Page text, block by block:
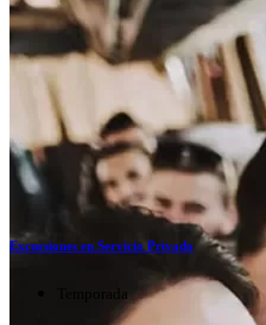
Excursiones en Servicio Privado